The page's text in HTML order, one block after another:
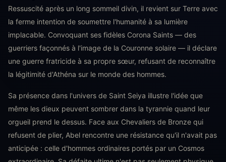
Ressuscité après un long sommeil divin, il revient sur Terre avec
la ferme intention de soumettre l'humanité à sa lumière
implacable. Convoquant ses fidèles Corona Saints — des
guerriers façonnés à l'image de la Couronne solaire — il déclare
une guerre fratricide à sa propre sœur, refusant de reconnaître
la légitimité d'Athéna sur le monde des hommes.
Sa présence dans l'univers de Saint Seiya illustre l'idée que
même les dieux peuvent sombrer dans la tyrannie quand leur
orgueil prend le dessus. Face aux Chevaliers de Bronze qui
refusent de plier, Abel rencontre une résistance qu'il n'avait pas
anticipée : celle d'hommes ordinaires portés par un Cosmos